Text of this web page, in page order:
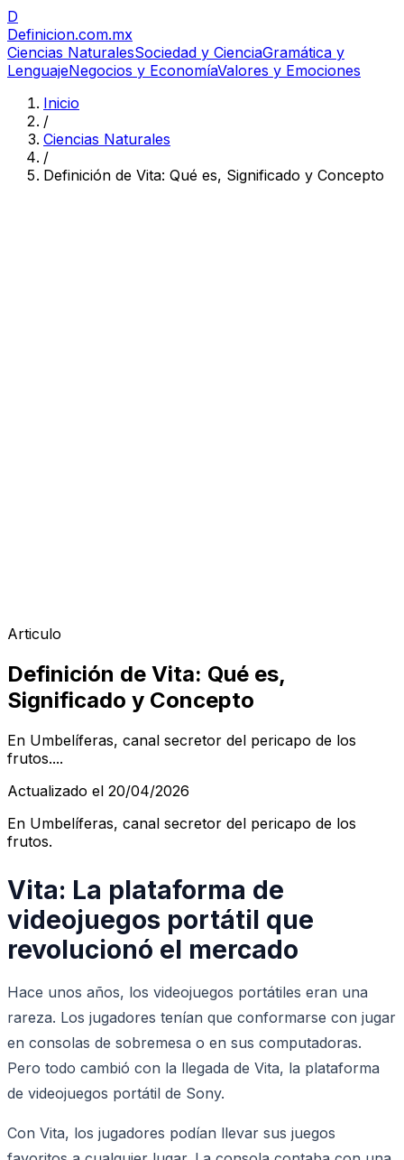
D
Definicion.com.mx
Ciencias NaturalesSociedad y CienciaGramática y
LenguajeNegocios y EconomíaValores y Emociones
Inicio
/
Ciencias Naturales
/
Definición de Vita: Qué es, Significado y Concepto
Articulo
Definición de Vita: Qué es,
Significado y Concepto
En Umbelíferas, canal secretor del pericapo de los
frutos....
Actualizado el 20/04/2026
En Umbelíferas, canal secretor del pericapo de los
frutos.
Vita: La plataforma de
videojuegos portátil que
revolucionó el mercado
Hace unos años, los videojuegos portátiles eran una
rareza. Los jugadores tenían que conformarse con jugar
en consolas de sobremesa o en sus computadoras.
Pero todo cambió con la llegada de Vita, la plataforma
de videojuegos portátil de Sony.
Con Vita, los jugadores podían llevar sus juegos